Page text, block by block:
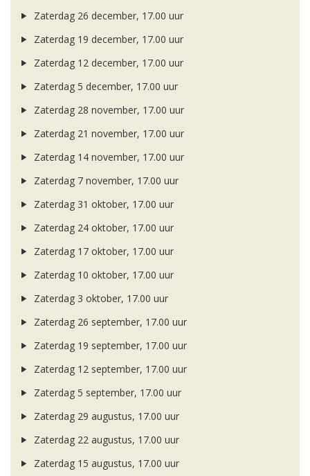
Zaterdag 26 december, 17.00 uur
Zaterdag 19 december, 17.00 uur
Zaterdag 12 december, 17.00 uur
Zaterdag 5 december, 17.00 uur
Zaterdag 28 november, 17.00 uur
Zaterdag 21 november, 17.00 uur
Zaterdag 14 november, 17.00 uur
Zaterdag 7 november, 17.00 uur
Zaterdag 31 oktober, 17.00 uur
Zaterdag 24 oktober, 17.00 uur
Zaterdag 17 oktober, 17.00 uur
Zaterdag 10 oktober, 17.00 uur
Zaterdag 3 oktober, 17.00 uur
Zaterdag 26 september, 17.00 uur
Zaterdag 19 september, 17.00 uur
Zaterdag 12 september, 17.00 uur
Zaterdag 5 september, 17.00 uur
Zaterdag 29 augustus, 17.00 uur
Zaterdag 22 augustus, 17.00 uur
Zaterdag 15 augustus, 17.00 uur